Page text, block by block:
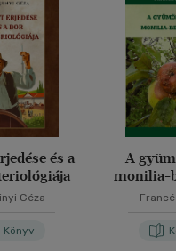
és a
Géza
Könyv
A
monilia-